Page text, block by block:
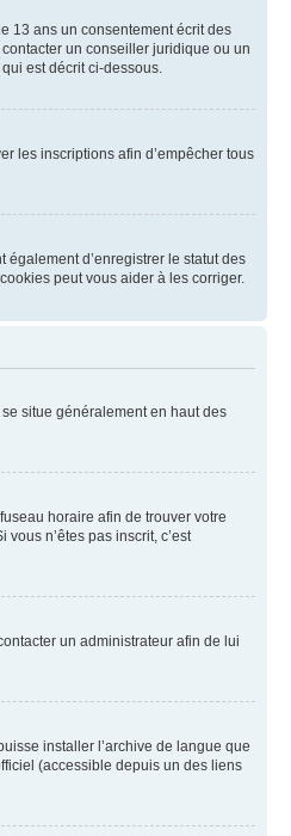
13 ans un consentement écrit des
un conseiller juridique ou un
est décrit ci-dessous.
les inscriptions afin d’empêcher tous
également d’enregistrer le statut des
peut vous aider à les corriger.
situe généralement en haut des
horaire afin de trouver votre
n’êtes pas inscrit, c’est
un administrateur afin de lui
installer l’archive de langue que
(accessible depuis un des liens